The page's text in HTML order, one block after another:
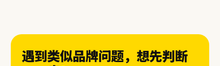
遇到类似品牌问题，想先判断